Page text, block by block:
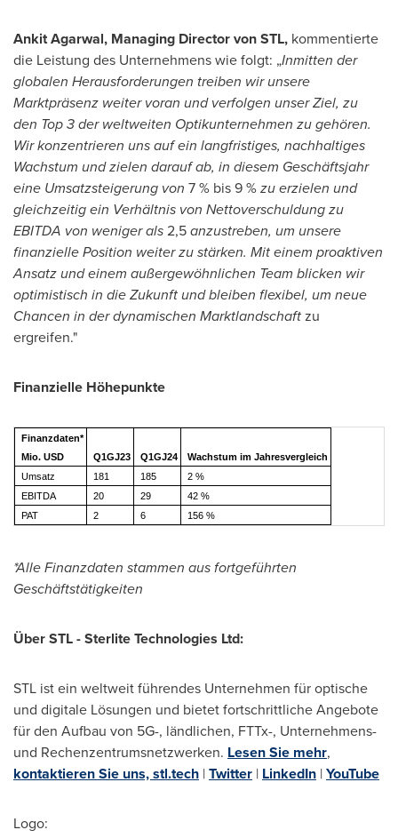
Ankit Agarwal, Managing Directorvon STL, kommentierte
die Leistung des Unternehmens wie folgt: „Inmitten der
globalen Herausforderungen treiben wir unsere
Marktpräsenz weiter voran und verfolgen unser Ziel, zu
den Top 3 der weltweiten Optikunternehmen zu gehören.
Wir konzentrieren uns auf ein langfristiges, nachhaltiges
Wachstum und zielen darauf ab, in diesem Geschäftsjahr
eine Umsatzsteigerung von 7 % bis 9 %zu erzielen und
gleichzeitig ein Verhältnis von Nettoverschuldung zu
EBITDA von weniger als2,5anzustreben, um unsere
finanzielle Position weiter zu stärken. Mit einem proaktiven
Ansatz und einem außergewöhnlichen Team blicken wir
optimistisch in die Zukunft und bleiben flexibel, um neue
Chancen in der dynamischen Marktlandschaftzu
ergreifen."
Finanzielle Höhepunkte
Finanzdaten*
Mio. USD
Q1GJ23 Q1GJ24
Wachstum im Jahresvergleich
Umsatz
181 185
2 %
EBITDA
20 29
42 %
PAT
2 6 156 %
*Alle Finanzdaten stammen aus fortgeführten
Geschäftstätigkeiten
Über STL - Sterlite Technologies Ltd:
STL ist ein weltweit führendes Unternehmen für optische
und digitale Lösungen und bietet fortschrittliche Angebote
für den Aufbau von 5G-, ländlichen, FTTx-, Unternehmens-
und Rechenzentrumsnetzwerken. Lesen Sie mehr,
kontaktieren Sie uns,stl.tech |Twitter | LinkedIn |YouTube
Logo: